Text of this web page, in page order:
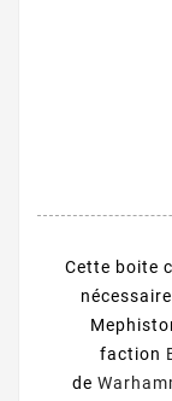
Cette boite
faction
de